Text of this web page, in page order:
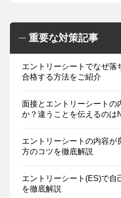
重要な対策記事
エントリーシートでなぜ落
合格する方法をご紹介
面接とエントリーシートの
か？違うことを伝えるのは
エントリーシートの内容が
方のコツを徹底解説
エントリーシート(ES)で自
を徹底解説